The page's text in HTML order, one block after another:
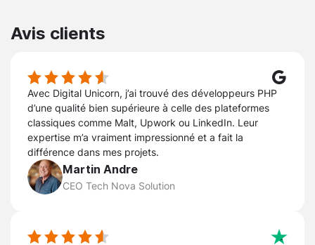
Avis clients
Avec Digital Unicorn, j’ai trouvé des développeurs PHP
d’une qualité bien supérieure à celle des plateformes
classiques comme Malt, Upwork ou LinkedIn. Leur
expertise m’a vraiment impressionné et a fait la
différence dans mes projets.
Martin Andre
CEO Tech Nova Solution